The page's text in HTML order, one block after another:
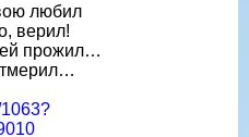
любил
верил!
прожил…